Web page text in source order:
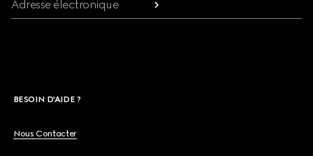
Adresse électronique
BESOIN D'AIDE ?
Nous Contacter